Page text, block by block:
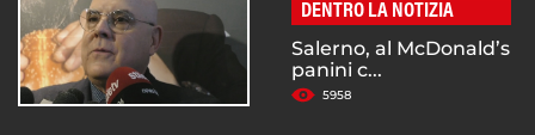
DENTRO LA NOTIZIA
Salerno, al McDonald’s
panini c...
5958